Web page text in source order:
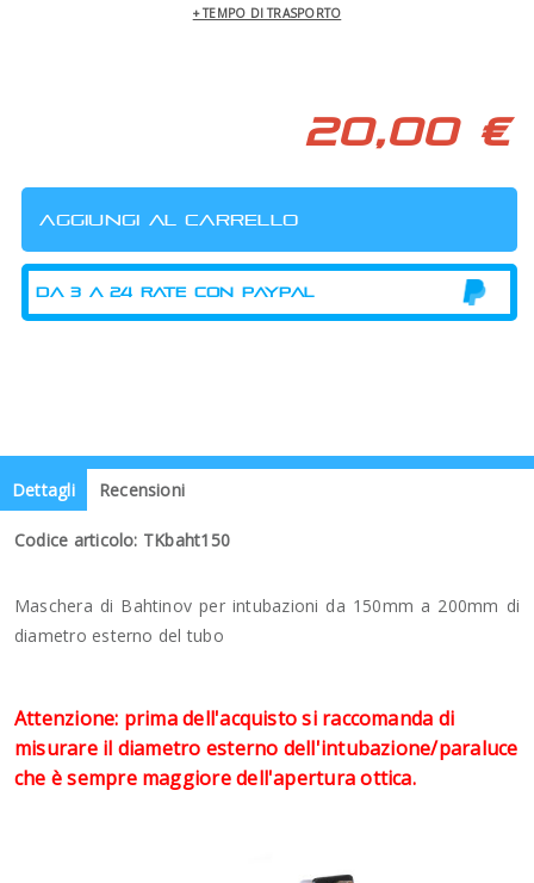
+ TEMPO DI TRASPORTO
20,00 €
Dettagli Recensioni
Codice articolo: TKbaht150
Maschera di Bahtinov per intubazioni da 150mm a 200mm di
diametro esterno del tubo
Attenzione: prima dell'acquisto si raccomanda di
misurare il diametro esterno dell'intubazione/paraluce
che è sempre maggiore dell'apertura ottica.